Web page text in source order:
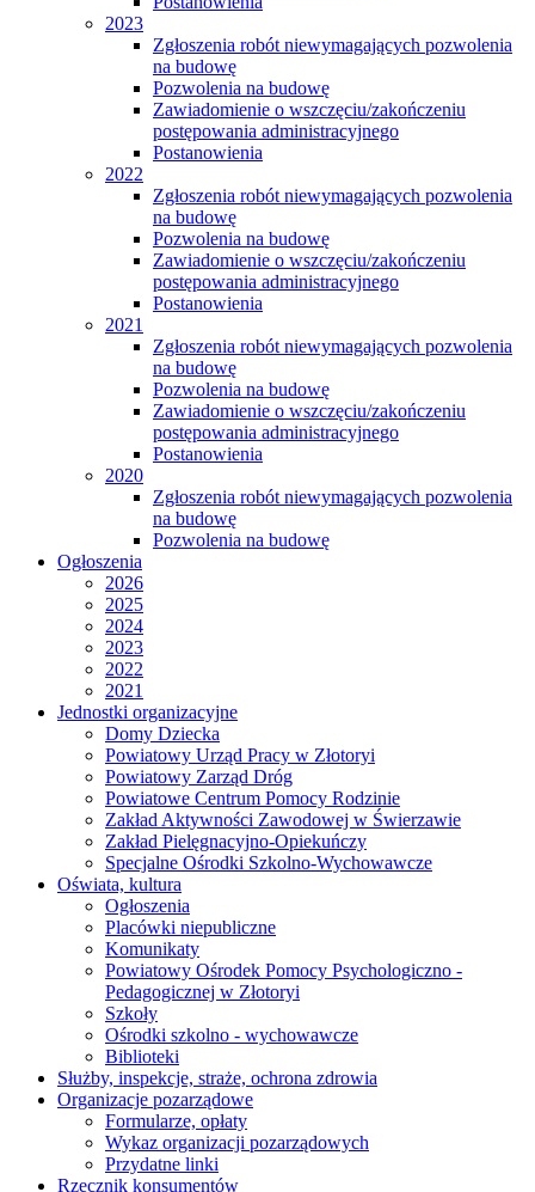
2023
Zgłoszenia robót niewymagających pozwolenia
na budowę
Pozwolenia na budowę
Zawiadomienie o wszczęciu/zakończeniu
postępowania administracyjnego
Postanowienia
2022
Zgłoszenia robót niewymagających pozwolenia
na budowę
Pozwolenia na budowę
Zawiadomienie o wszczęciu/zakończeniu
postępowania administracyjnego
Postanowienia
2021
Zgłoszenia robót niewymagających pozwolenia
na budowę
Pozwolenia na budowę
Zawiadomienie o wszczęciu/zakończeniu
postępowania administracyjnego
Postanowienia
2020
Zgłoszenia robót niewymagających pozwolenia
na budowę
Pozwolenia na budowę
Ogłoszenia
2026
2025
2024
2023
2022
2021
Jednostki organizacyjne
Domy Dziecka
Powiatowy Urząd Pracy w Złotoryi
Powiatowy Zarząd Dróg
Powiatowe Centrum Pomocy Rodzinie
Zakład Aktywności Zawodowej w Świerzawie
Zakład Pielęgnacyjno-Opiekuńczy
Specjalne Ośrodki Szkolno-Wychowawcze
Oświata, kultura
Ogłoszenia
Placówki niepubliczne
Komunikaty
Powiatowy Ośrodek Pomocy Psychologiczno -
Pedagogicznej w Złotoryi
Szkoły
Ośrodki szkolno - wychowawcze
Biblioteki
Służby, inspekcje, straże, ochrona zdrowia
Organizacje pozarządowe
Formularze, opłaty
Wykaz organizacji pozarządowych
Przydatne linki
Rzecznik konsumentów